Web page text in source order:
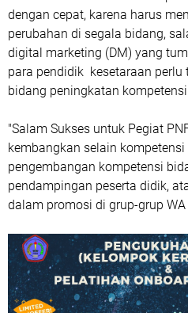
dengan cepat, karena harus
perubahan di segala bidang,
digital marketing (DM) yang
para pendidik kesetaraan perlu
bidang peningkatan kompetensi
"Salam Sukses untuk Pegiat
kembangkan selain
pengembangan kompetensi
pendampingan peserta didik,
dalam promosi di grup-grup WA